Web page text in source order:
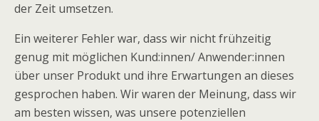
der Zeit umsetzen.
Ein weiterer Fehler war, dass wir nicht frühzeitig
genug mit möglichen Kund:innen/ Anwender:innen
über unser Produkt und ihre Erwartungen an dieses
gesprochen haben. Wir waren der Meinung, dass wir
am besten wissen, was unsere potenziellen